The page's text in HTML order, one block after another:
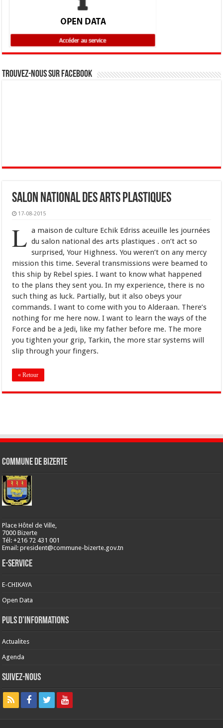
Trouvez-nous sur Facebook
Salon national des arts plastiques
17-08-2015
L a maison de culture Echik Edriss aceuille les journées
du salon national des arts plastiques . on’t act so
surprised, Your Highness. You weren’t on any mercy
mission this time. Several transmissions were beamed to
this ship by Rebel spies. I want to know what happened
to the plans they sent you. In my experience, there is no
such thing as luck. Partially, but it also obeys your
commands. I want to come with you to Alderaan. There’s
nothing for me here now. I want to learn the ways of the
Force and be a Jedi, like my father before me. The more
you tighten your grip, Tarkin, the more star systems will
slip through your fingers.
« Retour
Commune de Bizerte
Place Hôtel de Ville,
7000 Bizerte
Tél: +216 72 431 001
Email: president@commune-bizerte.gov.tn
E-Service
E-CHIKAYA
Open Data
Puls d’informations
Actualites
Agenda
Suivez-nous